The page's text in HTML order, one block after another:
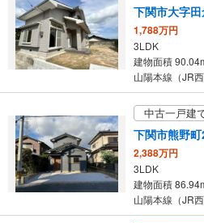
下関市大字
1,788万円
3LDK
建物面積
山陽本線（JR
中古一戸建
下関市熊野町
2,388万円
3LDK
建物面積
山陽本線（JR